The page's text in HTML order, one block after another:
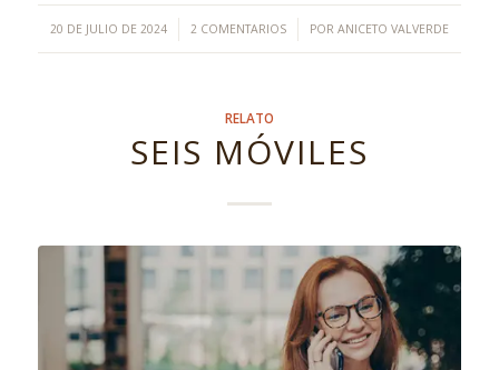
20 DE JULIO DE 2024
/ 2 COMENTARIOS
/ POR ANICETO VALVERDE
RELATO
SEIS MÓVILES